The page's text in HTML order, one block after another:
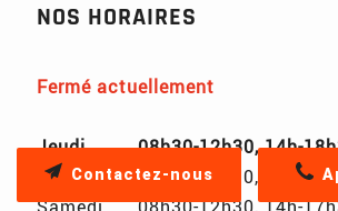
NOS HORAIRES
Fermé actuellement
Jeudi
08h30-12h30, 14h-
Vendredi
08h30-12h30, 14h-
Samedi
08h30-12h30, 14h-
Contactez-nous